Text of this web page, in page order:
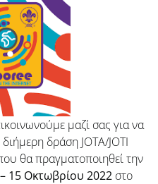
μαζί σας για να
δράση JOTA/JOTI
θα πραγματοποιηθεί την
15 Οκτωβρίου 2022 στο